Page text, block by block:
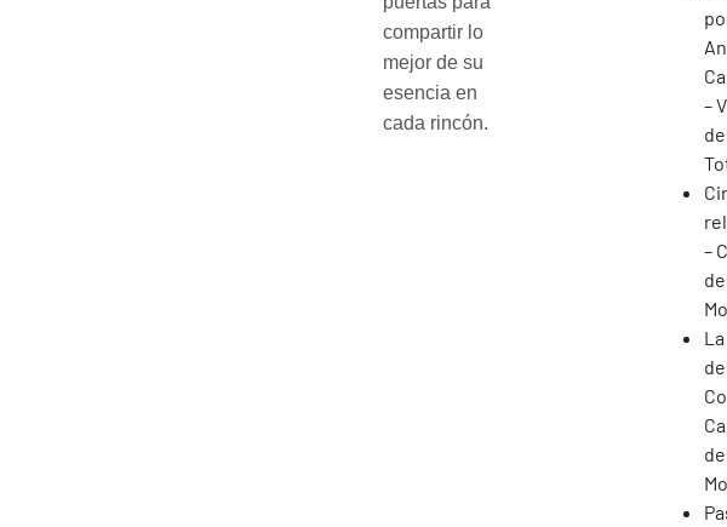
compartir lo
mejor de su
esencia en
cada rincón.
–
–